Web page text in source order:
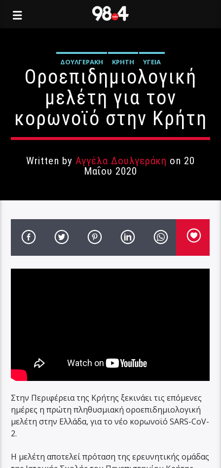
ΔΟΥΛΓΕΡΆΚΗ ΚΡΉΤΗ ΥΓΕΊΑ
Οροεπιδημιολογική
μελέτη για τον
κορωνοϊό στην Κρήτη
Written by Αγγέλα Δουλγεράκη on 20
Μαΐου 2020
Στην Περιφέρεια της Κρήτης ξεκινάει τις επόμενες
ημέρες η πρώτη πληθυσμιακή οροεπιδημιολογική
μελέτη στην Ελλάδα, για το νέο κορωνοϊό SARS-CοV-
2.
Η μελέτη αποτελεί πρόταση της ερευνητικής ομάδας